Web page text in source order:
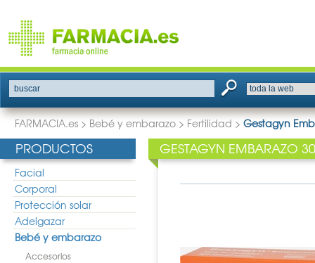
buscar
FARMACIA.es > Bebé y embarazo > Fertilidad > Gestagyn
PRODUCTOS
Facial
Corporal
Protección solar
Adelgazar
Bebé y embarazo
Accesorios
GESTAGYN EMBARAZO